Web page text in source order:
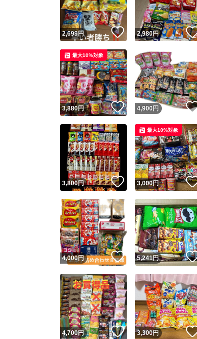
2,699円 いいね！
2,980円
3,880円 いいね！
最大10%対象
4,900 円
3,800円 いいね！
3,000円
最大10%対象
4,000円 いいね！
5,241円
4,700円 いいね！
3,300円